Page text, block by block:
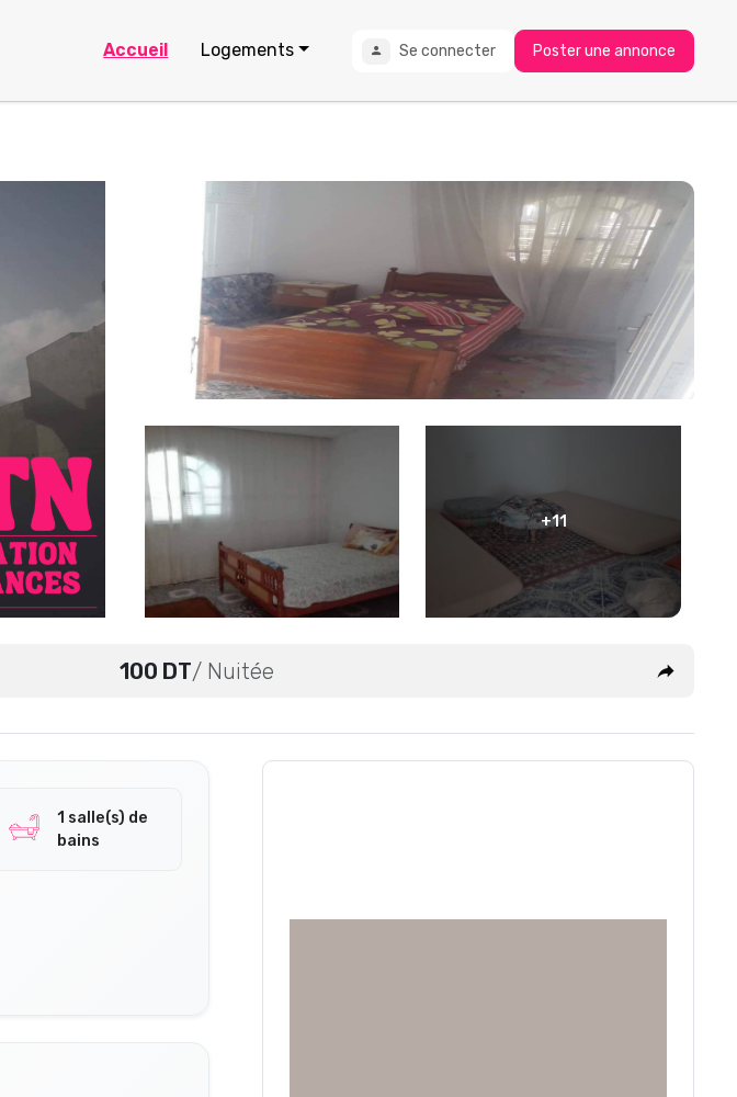
Accueil Logements Se connecter Poster une annonce
+11
100 DT/ Nuitée
1 salle(s) de
bains